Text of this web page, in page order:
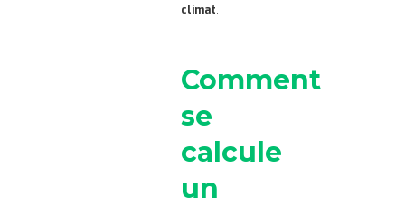
climat.
Comment
se
calcule
un